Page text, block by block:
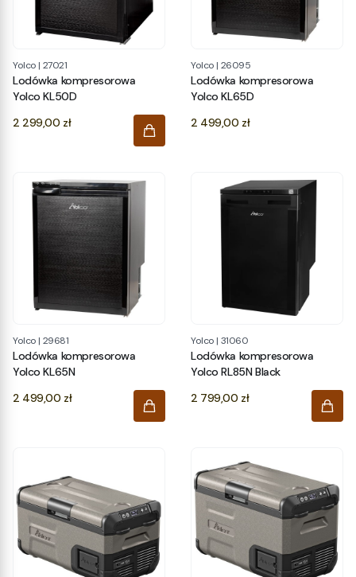
Yolco | 27021
Lodówka kompresorowa
Yolco KL50D
Cena
2 299,00 zł
Yolco | 26095
Lodówka kompresorowa
Yolco KL65D
Cena
2 499,00 zł
Yolco | 29681
Lodówka kompresorowa
Yolco KL65N
Cena
2 499,00 zł
Yolco | 31060
Lodówka kompresorowa
Yolco RL85N Black
Cena
2 799,00 zł